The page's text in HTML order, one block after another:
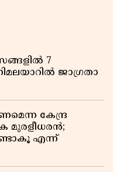
7
ജാഗ്രതാ
കേന്ദ്ര
മുരളീധരൻ;
എന്ന്